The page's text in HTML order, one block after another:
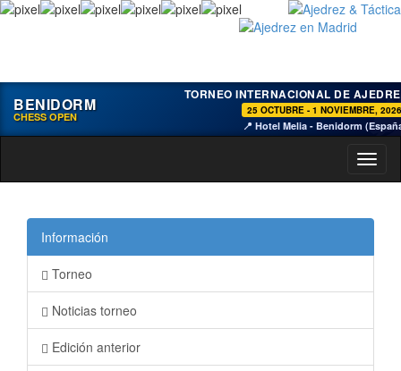
BENIDORM
CHESS OPEN
TORNEO INTERNACIONAL DE
25 OCTUBRE - 1 NOVIEMBRE, 2026
📍 Hotel Melia - Benidorm
Información
Torneo
Noticias torneo
Edición anterior